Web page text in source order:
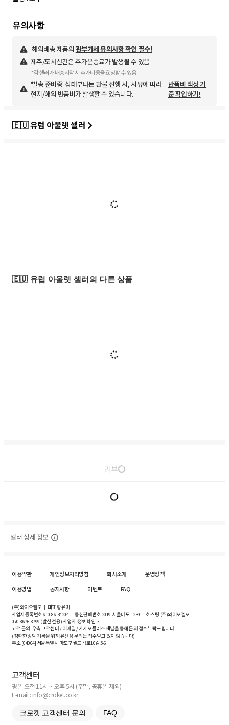
유의사항
해외배송 제품의 관부가세 유의사항 확인 필수!
제주/도서산간은 추가운송료가 발생될 수 있음
*각 셀러가 배송시작 시 추가비용을 요청할 수 있음
'발송 준비중' 상태부터는 환불 진행 시, 사유에 따라
현지/해외 반품비가 발생할 수 있습니다.
반품비 책정 기
준 확인하기!
🇪🇺 유럽 아울렛 셀러
🇪🇺 유럽 아울렛 셀러의 다른 상품
리뷰
셀러 상세 정보
이용약관 개인정보처리방침 회사소개
운영정책
이용방법
공지사항 이벤트 FAQ
(주)와이오엘오 ㅣ 대표 황유미
사업자등록번호610-86-34204ㅣ 통신판매번호 2019-서울마포-1239 ㅣ 호스팅 (주)와이오엘오
070-8676-8799 (발신 전용)사업자 정보 확인 >
고객 문의: 우측 고객센터 / 이메일 / 카카오플러스 채널을 통해 문의 접수 부탁드립니다.
(정확한 상담 기록을 위해 유선상 문의는 접수받고 있지 않습니다)
주소 [04004] 서울특별시 마포구 월드컵로10길5-6
고객센터
평일 오전 11시 ~ 오후 5시 (주말, 공휴일 제외)
E-mail : info@croket.co.kr
크로켓 고객센터 문의 FAQ